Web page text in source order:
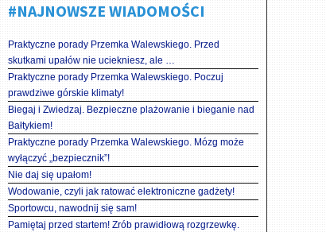
#NAJNOWSZE WIADOMOŚCI
Praktyczne porady Przemka Walewskiego. Przed
skutkami upałów nie uciekniesz, ale …
Praktyczne porady Przemka Walewskiego. Poczuj
prawdziwe górskie klimaty!
Biegaj i Zwiedzaj. Bezpieczne plażowanie i bieganie nad
Bałtykiem!
Praktyczne porady Przemka Walewskiego. Mózg może
wyłączyć „bezpiecznik”!
Nie daj się upałom!
Wodowanie, czyli jak ratować elektroniczne gadżety!
Sportowcu, nawodnij się sam!
Pamiętaj przed startem! Zrób prawidłową rozgrzewkę.